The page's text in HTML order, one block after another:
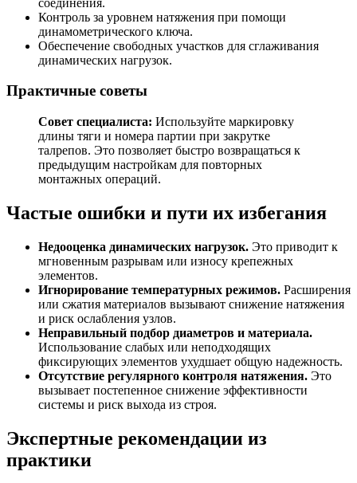
Контроль за уровнем натяжения при помощи
динамометрического ключа.
Обеспечение свободных участков для сглаживания
динамических нагрузок.
Практичные советы
Совет специалиста: Используйте маркировку
длины тяги и номера партии при закрутке
талрепов. Это позволяет быстро возвращаться к
предыдущим настройкам для повторных
монтажных операций.
Частые ошибки и пути их избегания
Недооценка динамических нагрузок. Это приводит к
мгновенным разрывам или износу крепежных
элементов.
Игнорирование температурных режимов. Расширения
или сжатия материалов вызывают снижение натяжения
и риск ослабления узлов.
Неправильный подбор диаметров и материала.
Использование слабых или неподходящих
фиксирующих элементов ухудшает общую надежность.
Отсутствие регулярного контроля натяжения. Это
вызывает постепенное снижение эффективности
системы и риск выхода из строя.
Экспертные рекомендации из
практики